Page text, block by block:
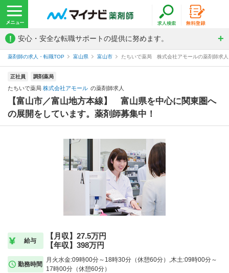
! 安心・安全な転職サポートの提供に努めます。
薬剤師の求人・転職TOP 富山県 富山市 たちいで薬局 株式会社アモールの薬剤師求人
正社員 調剤薬局
たちいで薬局 株式会社アモール の薬剤師求人
【富山市／富山地方本線】 富山県を中心に関東圏へ
の展開をしています。薬剤師募集中！
給与
【月収】27.5万円
【年収】398万円
勤務時間
月火水金:09時00分～18時30分（休憩60分）,木土:09時00分～
17時00分（休憩60分）